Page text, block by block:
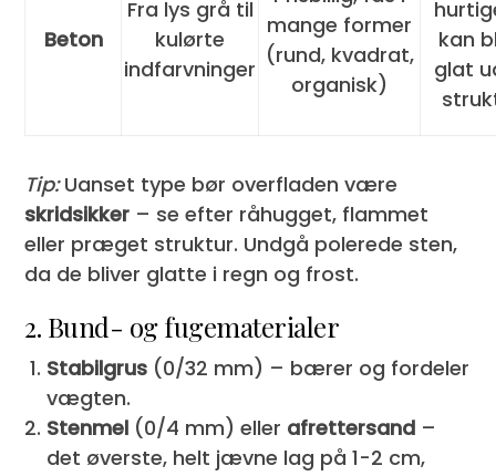
Beton
Fra lys grå til
kulørte
indfarvninger
mange former
(rund, kvadrat,
organisk)
kan
glat
Tip:Uanset type bør overfladen være
skridsikker – se efter råhugget, flammet
eller præget struktur. Undgå polerede sten,
da de bliver glatte i regn og frost.
2. Bund- og fugematerialer
Stabilgrus (0/32 mm) – bærer og fordeler
vægten.
Stenmel (0/4 mm) eller afrettersand –
det øverste, helt jævne lag på 1-2 cm,